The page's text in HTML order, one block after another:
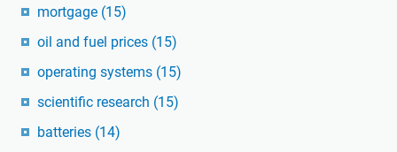
mortgage (15)
oil and fuel prices (15)
operating systems (15)
scientific research (15)
batteries (14)